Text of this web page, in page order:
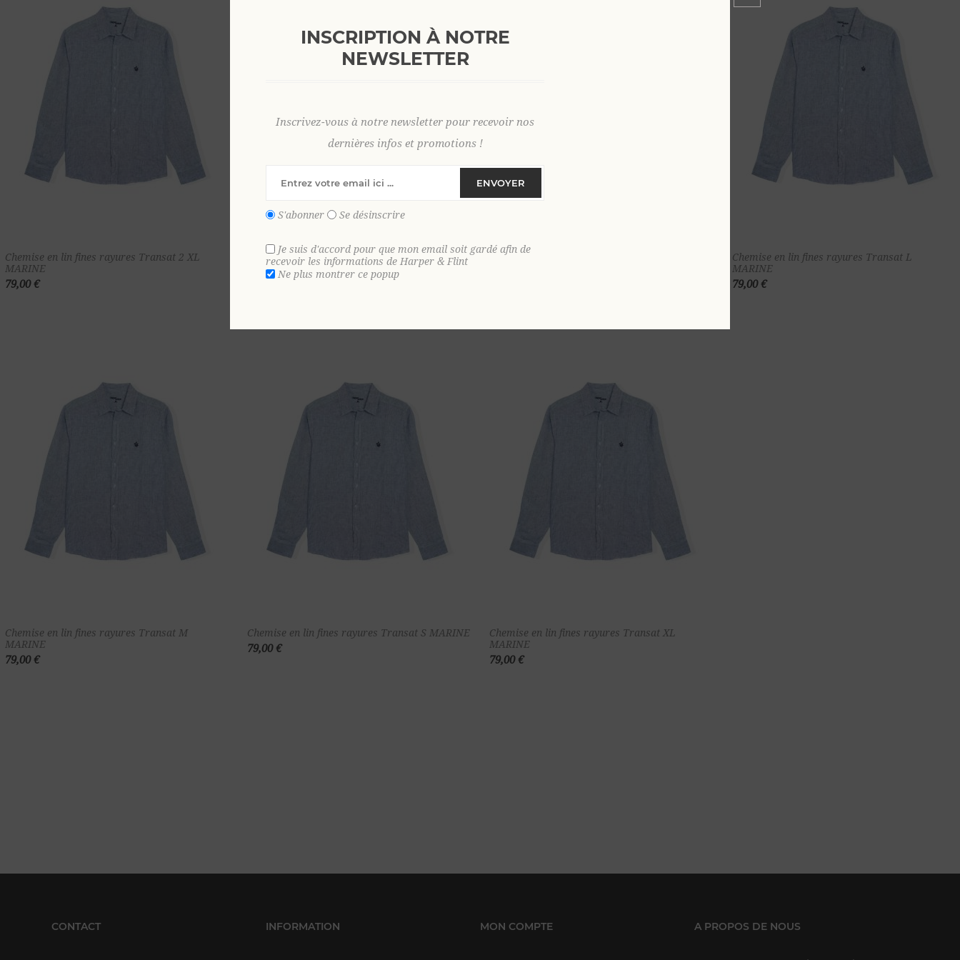
Ajouter au
Chemise en lin fines rayures Transat 2 XL
MARINE
79,00 €
Ajouter au
panier
Chemise en lin fines rayures Transat 3 XL
MARINE
Chemise en lin fines rayures Transat 4 XL
Ajouter au
Chemise en lin fines rayures Transat L
MARINE
79,00 €
Ajouter au
Chemise en lin fines rayures Transat M
MARINE
79,00 €
Ajouter au
Chemise en lin fines rayures Transat S MARINE
79,00 €
Ajouter au
Chemise en lin fines rayures Transat XL
MARINE
79,00 €
CONTACT INFORMATION MON COMPTE A PROPOS DE NOUS
INSCRIPTION À NOTRE
NEWSLETTER
Inscrivez-vous à notre newsletter pour recevoir nos
dernières infos et promotions !
ENVOYER
S'abonner Se désinscrire
Je suis d'accord pour que mon email soit gardé afin de
recevoir les informations de Harper & Flint
Ne plus montrer ce popup